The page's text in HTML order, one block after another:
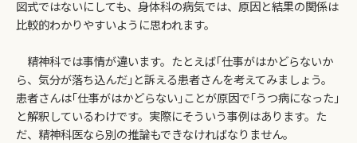
図式ではないにしても、身体科の病気では、原因と結果の関係は
比較的わかりやすいように思われます。
精神科では事情が違います。たとえば｢仕事がはかどらないか
ら、気分が落ち込んだ｣と訴える患者さんを考えてみましょう。
患者さんは｢仕事がはかどらない｣ことが原因で｢うつ病になった｣
と解釈しているわけです。実際にそういう事例はあります。た
だ、精神科医なら別の推論もできなければなりません。